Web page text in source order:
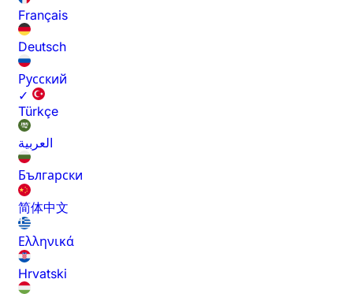
Français
Deutsch
Русский
✓
Türkçe
العربية
Български
简体中文
Ελληνικά
Hrvatski